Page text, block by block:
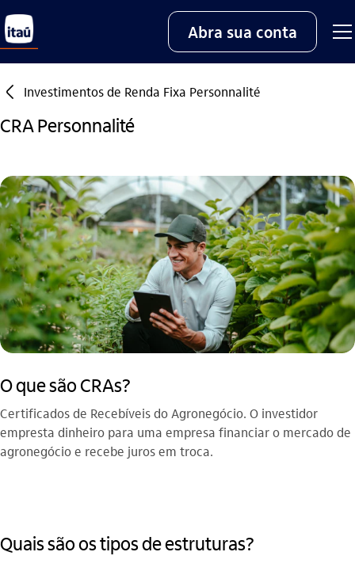
Abra sua conta
seta_esquerda Investimentos de Renda Fixa Personnalité
CRA Personnalité
O que são CRAs?
Certificados de Recebíveis do Agronegócio. O investidor
empresta dinheiro para uma empresa financiar o mercado de
agronegócio e recebe juros em troca. ​
Quais são os tipos de estruturas?